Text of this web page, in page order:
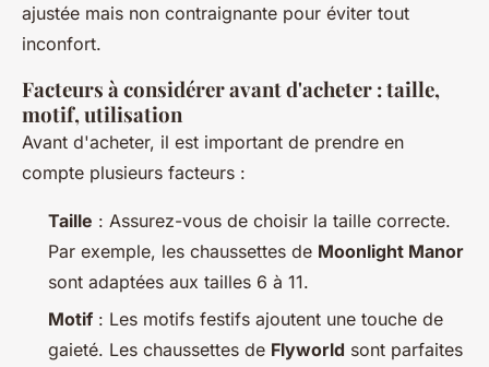
ajustée mais non contraignante pour éviter tout
inconfort.
Facteurs à considérer avant d'acheter : taille,
motif, utilisation
Avant d'acheter, il est important de prendre en
compte plusieurs facteurs :
Taille : Assurez-vous de choisir la taille correcte.
Par exemple, les chaussettes de Moonlight Manor
sont adaptées aux tailles 6 à 11.
Motif : Les motifs festifs ajoutent une touche de
gaieté. Les chaussettes de Flyworld sont parfaites